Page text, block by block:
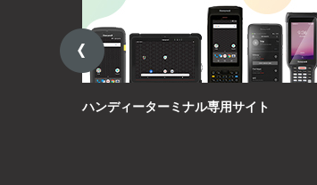
ハンディーターミナル専用サイト